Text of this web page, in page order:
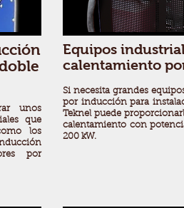
unos
que
los
por
Equipos
calentamiento
Si necesita grandes
por inducción para
Teknel puede
calentamiento con
200 kW.